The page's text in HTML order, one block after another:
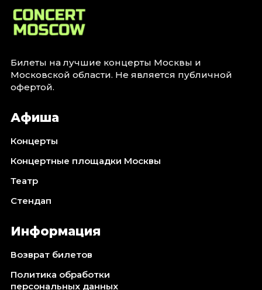
Билеты на лучшие концерты Москвы и
Московской области. Не является публичной
офертой.
Афиша
Концерты
Концертные площадки Москвы
Театр
Стендап
Информация
Возврат билетов
Политика обработки
персональных данных